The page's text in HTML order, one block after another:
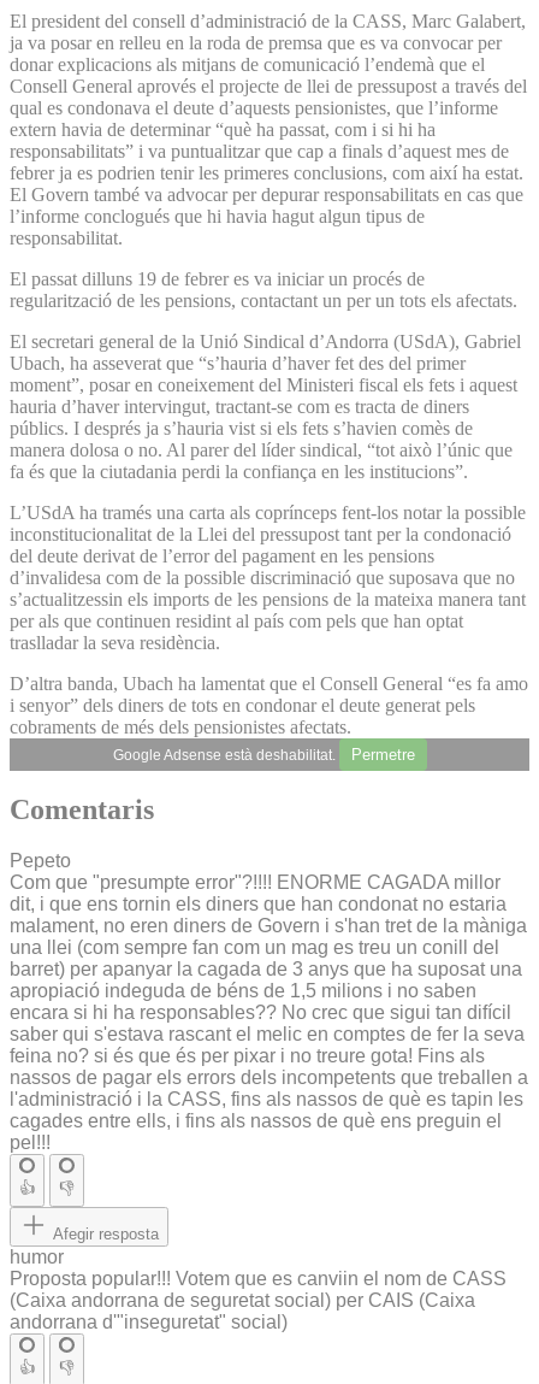
El president del consell d’administració de la CASS, Marc Galabert,
ja va posar en relleu en la roda de premsa que es va convocar per
donar explicacions als mitjans de comunicació l’endemà que el
Consell General aprovés el projecte de llei de pressupost a través del
qual es condonava el deute d’aquests pensionistes, que l’informe
extern havia de determinar “què ha passat, com i si hi ha
responsabilitats” i va puntualitzar que cap a finals d’aquest mes de
febrer ja es podrien tenir les primeres conclusions, com així ha estat.
El Govern també va advocar per depurar responsabilitats en cas que
l’informe conclogués que hi havia hagut algun tipus de
responsabilitat.
El passat dilluns 19 de febrer es va iniciar un procés de
regularització de les pensions, contactant un per un tots els afectats.
El secretari general de la Unió Sindical d’Andorra (USdA), Gabriel
Ubach, ha asseverat que “s’hauria d’haver fet des del primer
moment”, posar en coneixement del Ministeri fiscal els fets i aquest
hauria d’haver intervingut, tractant-se com es tracta de diners
públics. I després ja s’hauria vist si els fets s’havien comès de
manera dolosa o no. Al parer del líder sindical, “tot això l’únic que
fa és que la ciutadania perdi la confiança en les institucions”.
L’USdA ha tramés una carta als coprínceps fent-los notar la possible
inconstitucionalitat de la Llei del pressupost tant per la condonació
del deute derivat de l’error del pagament en les pensions
d’invalidesa com de la possible discriminació que suposava que no
s’actualitzessin els imports de les pensions de la mateixa manera tant
per als que continuen residint al país com pels que han optat
traslladar la seva residència.
D’altra banda, Ubach ha lamentat que el Consell General “es fa amo
i senyor” dels diners de tots en condonar el deute generat pels
cobraments de més dels pensionistes afectats.
Google Adsense està deshabilitat. Permetre
Comentaris
Pepeto
Com que "presumpte error"?!!!! ENORME CAGADA millor
dit, i que ens tornin els diners que han condonat no estaria
malament, no eren diners de Govern i s'han tret de la màniga
una llei (com sempre fan com un mag es treu un conill del
barret) per apanyar la cagada de 3 anys que ha suposat una
apropiació indeguda de béns de 1,5 milions i no saben
encara si hi ha responsables?? No crec que sigui tan difícil
saber qui s'estava rascant el melic en comptes de fer la seva
feina no? si és que és per pixar i no treure gota! Fins als
nassos de pagar els errors dels incompetents que treballen a
l'administració i la CASS, fins als nassos de què es tapin les
cagades entre ells, i fins als nassos de què ens preguin el
pel!!!
👍 👎
Afegir resposta
humor
Proposta popular!!! Votem que es canviin el nom de CASS
(Caixa andorrana de seguretat social) per CAIS (Caixa
andorrana d'"inseguretat" social)
👍 👎